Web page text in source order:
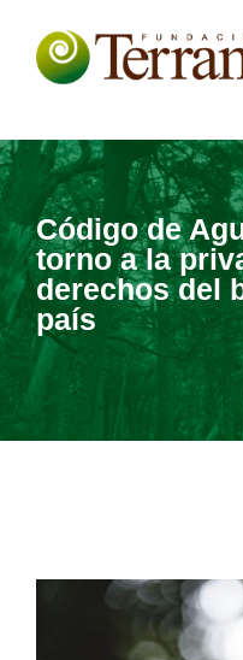
Código de
torno a la
derechos del
país